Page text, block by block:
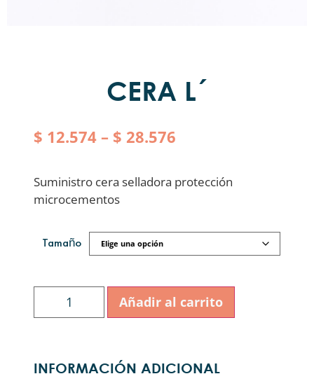
CERA L´
$ 12.574 – $ 28.576
Suministro cera selladora protección
microcementos
Tamaño
Añadir al carrito
INFORMACIÓN ADICIONAL